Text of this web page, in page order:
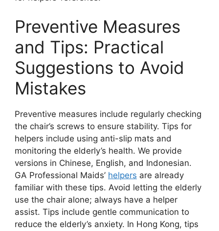
Preventive Measures
and Tips: Practical
Suggestions to Avoid
Mistakes
Preventive measures include regularly checking
the chair’s screws to ensure stability. Tips for
helpers include using anti-slip mats and
monitoring the elderly’s health. We provide
versions in Chinese, English, and Indonesian.
GA Professional Maids’ helpers are already
familiar with these tips. Avoid letting the elderly
use the chair alone; always have a helper
assist. Tips include gentle communication to
reduce the elderly’s anxiety. In Hong Kong, tips